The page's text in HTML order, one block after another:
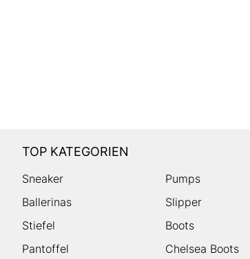
TOP KATEGORIEN
Sneaker Pumps
Ballerinas
Slipper
Stiefel
Boots
Pantoffel
Chelsea Boots